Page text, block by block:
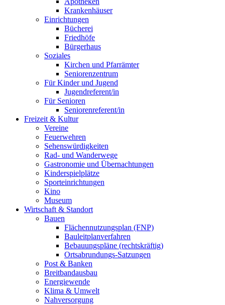
Krankenhäuser
Einrichtungen
Bücherei
Friedhöfe
Bürgerhaus
Soziales
Kirchen und Pfarrämter
Seniorenzentrum
Für Kinder und Jugend
Jugendreferent/in
Für Senioren
Seniorenreferent/in
Freizeit & Kultur
Vereine
Feuerwehren
Sehenswürdigkeiten
Rad- und Wanderwege
Gastronomie und Übernachtungen
Kinderspielplätze
Sporteinrichtungen
Kino
Museum
Wirtschaft & Standort
Bauen
Flächennutzungsplan (FNP)
Bauleitplanverfahren
Bebauungspläne (rechtskräftig)
Ortsabrundungs-Satzungen
Post & Banken
Breitbandausbau
Energiewende
Klima & Umwelt
Nahversorgung